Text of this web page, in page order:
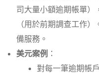
司大量小額逾期帳單）
（用於前期調查工作
備服務。
美元案例 ：
對每一筆逾期帳